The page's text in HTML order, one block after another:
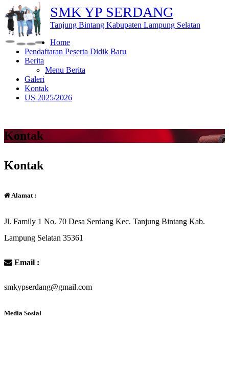
SMK YP SERDANG
Tanjung Bintang Kabupaten Lampung Selatan
Home
Pendaftaran Peserta Didik Baru
Berita
Menu Berita
Galeri
Kontak
US 2025/2026
Kontak
Kontak
Alamat :
Jl. Family 1 No. 70 Desa Serdang Kec. Tanjung Bintang Kab.
Lampung Selatan 35361
Email :
smkypserdang@gmail.com
Media Sosial